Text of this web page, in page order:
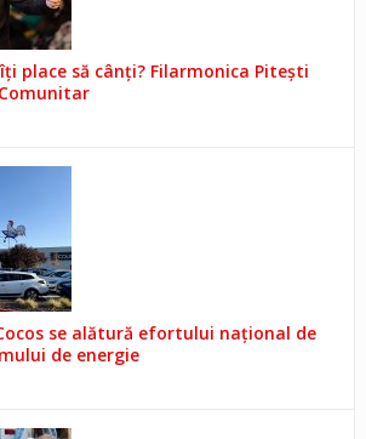
place să cânți? Filarmonica Pitești
se alătură efortului național de
de energie